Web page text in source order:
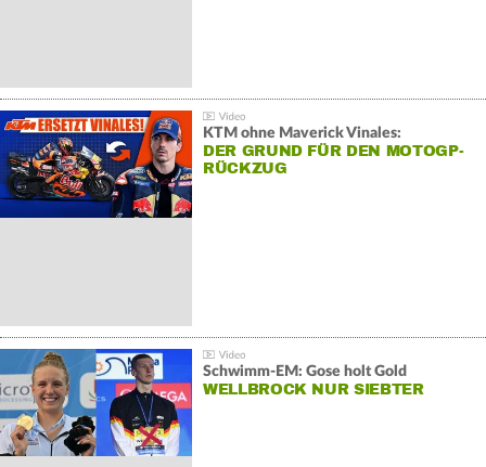
KTM ohne Maverick Vinales:
DER GRUND FÜR DEN MOTOGP-
RÜCKZUG
Schwimm-EM: Gose holt Gold
WELLBROCK NUR SIEBTER